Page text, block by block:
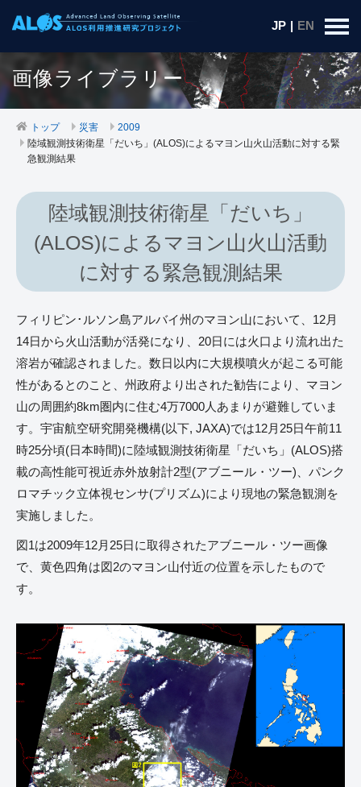
JP | EN
画像ライブラリー
トップ 災害
2009
陸域観測技術衛星「だいち」(ALOS)によるマヨン山火山活動に対する緊
急観測結果
陸域観測技術衛星「だいち」
(ALOS)によるマヨン山火山活動
に対する緊急観測結果
フィリピン･ルソン島アルバイ州のマヨン山において、12月
14日から火山活動が活発になり、20日には火口より流れ出た
溶岩が確認されました。数日以内に大規模噴火が起こる可能
性があるとのこと、州政府より出された勧告により、マヨン
山の周囲約8km圏内に住む4万7000人あまりが避難していま
す。宇宙航空研究開発機構(以下, JAXA)では12月25日午前11
時25分頃(日本時間)に陸域観測技術衛星「だいち」(ALOS)搭
載の高性能可視近赤外放射計2型(アブニール・ツー)、パンク
ロマチック立体視センサ(プリズム)により現地の緊急観測を
実施しました。
図1は2009年12月25日に取得されたアブニール・ツー画像
で、黄色四角は図2のマヨン山付近の位置を示したもので
す。